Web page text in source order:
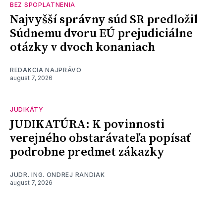
BEZ SPOPLATNENIA
Najvyšší správny súd SR predložil
Súdnemu dvoru EÚ prejudiciálne
otázky v dvoch konaniach
REDAKCIA NAJPRÁVO
august 7, 2026
JUDIKÁTY
JUDIKATÚRA: K povinnosti
verejného obstarávateľa popísať
podrobne predmet zákazky
JUDR. ING. ONDREJ RANDIAK
august 7, 2026